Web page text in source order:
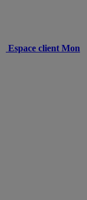
Espace client Mon